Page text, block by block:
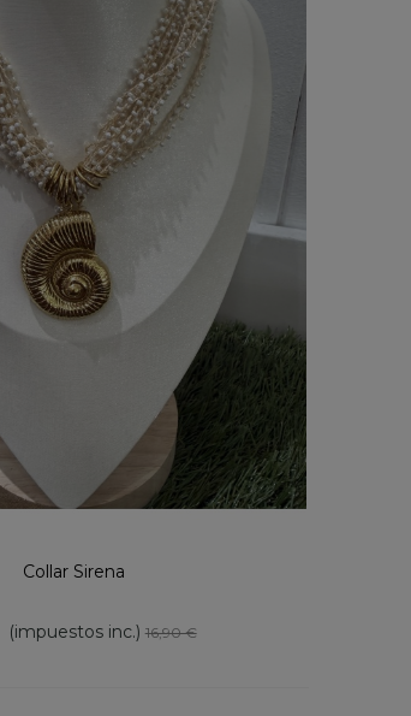
Compartir
Collar Sirena
(impuestos inc.) 16,90 €